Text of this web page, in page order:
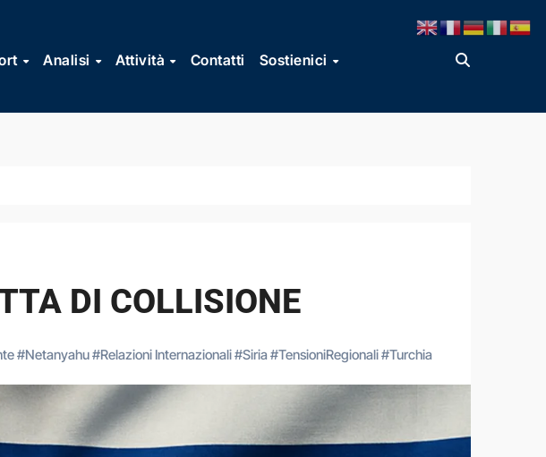
Analisi Attività Contatti Sostienici
DI COLLISIONE
#Netanyahu#Relazioni Internazionali#Siria#TensioniRegionali#Turchia